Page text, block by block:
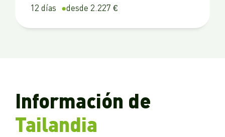
12 días
desde 2.227 €
Información de
Tailandia